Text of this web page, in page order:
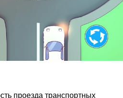
проезда транспортных